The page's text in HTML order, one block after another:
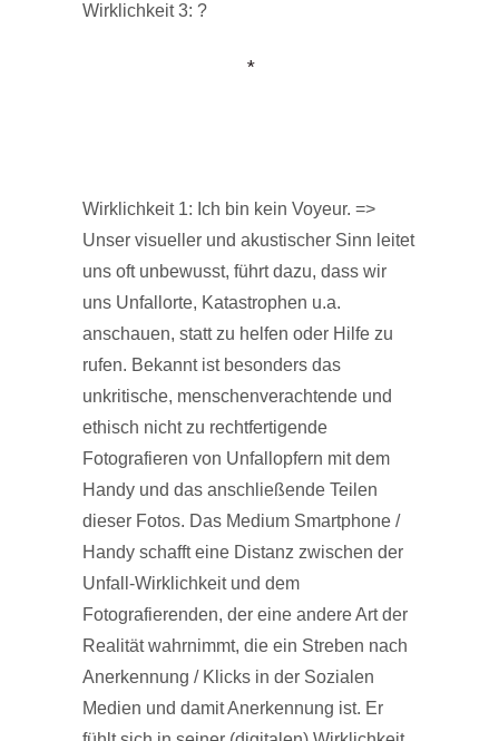
Wirklichkeit 3: ?
*
Wirklichkeit 1: Ich bin kein Voyeur. =>
Unser visueller und akustischer Sinn leitet
uns oft unbewusst, führt dazu, dass wir
uns Unfallorte, Katastrophen u.a.
anschauen, statt zu helfen oder Hilfe zu
rufen. Bekannt ist besonders das
unkritische, menschenverachtende und
ethisch nicht zu rechtfertigende
Fotografieren von Unfallopfern mit dem
Handy und das anschließende Teilen
dieser Fotos. Das Medium Smartphone /
Handy schafft eine Distanz zwischen der
Unfall-Wirklichkeit und dem
Fotografierenden, der eine andere Art der
Realität wahrnimmt, die ein Streben nach
Anerkennung / Klicks in der Sozialen
Medien und damit Anerkennung ist. Er